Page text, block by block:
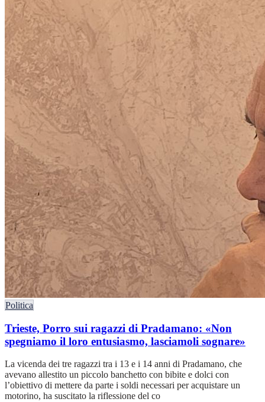
Politica
Trieste, Porro sui ragazzi di Pradamano: «Non
spegniamo il loro entusiasmo, lasciamoli sognare»
La vicenda dei tre ragazzi tra i 13 e i 14 anni di Pradamano, che
avevano allestito un piccolo banchetto con bibite e dolci con
l’obiettivo di mettere da parte i soldi necessari per acquistare un
motorino, ha suscitato la riflessione del co